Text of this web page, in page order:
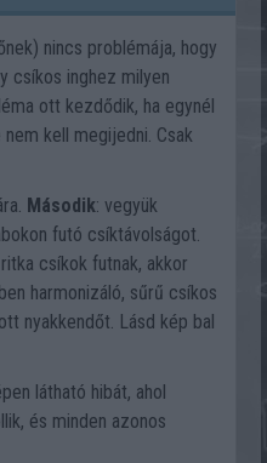
nincs problémája, hogy
csíkos inghez milyen
ott kezdődik, ha egynél
kell megijedni. Csak
Második: vegyük
futó csíktávolságot.
csíkok futnak, akkor
harmonizáló, sűrű csíkos
nyakkendőt. Lásd kép bal
látható hibát, ahol
és minden azonos